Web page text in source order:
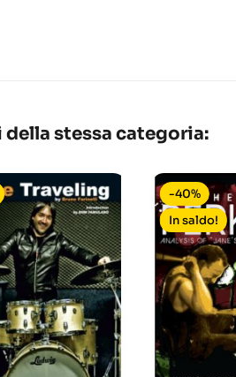
stessa categoria:
-40%
In saldo!